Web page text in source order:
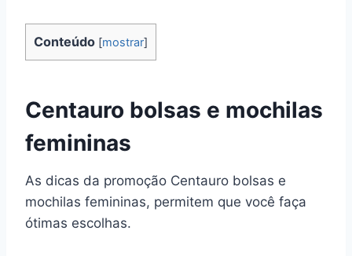
Conteúdo [mostrar]
Centauro bolsas e mochilas
femininas
As dicas da promoção Centauro bolsas e
mochilas femininas, permitem que você faça
ótimas escolhas.